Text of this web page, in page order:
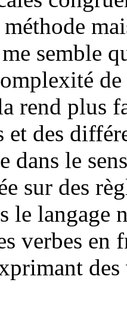
semble
rend plus
des
dans le
sur des
le langage
verbes en